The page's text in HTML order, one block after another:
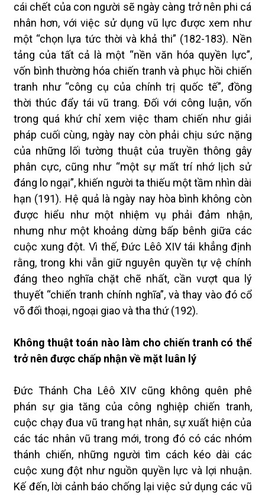
cái chết của con người sẽ ngày càng trở nên phi cá
nhân hơn, với việc sử dụng vũ lực được xem như
một “chọn lựa tức thời và khả thi” (182-183). Nền
tảng của tất cả là một “nền văn hóa quyền lực”,
vốn bình thường hóa chiến tranh và phục hồi chiến
tranh như “công cụ của chính trị quốc tế”, đồng
thời thúc đẩy tái vũ trang. Đối với công luận, vốn
trong quá khứ chỉ xem việc tham chiến như giải
pháp cuối cùng, ngày nay còn phải chịu sức nặng
của những lối tường thuật của truyền thông gây
phân cực, cũng như “một sự mất trí nhớ lịch sử
đáng lo ngại”, khiến người ta thiếu một tầm nhìn dài
hạn (191). Hệ quả là ngày nay hòa bình không còn
được hiểu như một nhiệm vụ phải đảm nhận,
nhưng như một khoảng dừng bấp bênh giữa các
cuộc xung đột. Vì thế, Đức Lêô XIV tái khẳng định
rằng, trong khi vẫn giữ nguyên quyền tự vệ chính
đáng theo nghĩa chặt chẽ nhất, cần vượt qua lý
thuyết “chiến tranh chính nghĩa”, và thay vào đó cổ
võ đối thoại, ngoại giao và tha thứ (192).
Không thuật toán nào làm cho chiến tranh có thể
trở nên được chấp nhận về mặt luân lý
Đức Thánh Cha Lêô XIV cũng không quên phê
phán sự gia tăng của công nghiệp chiến tranh,
cuộc chạy đua vũ trang hạt nhân, sự xuất hiện của
các tác nhân vũ trang mới, trong đó có các nhóm
thánh chiến, những người tìm cách kéo dài các
cuộc xung đột như nguồn quyền lực và lợi nhuận.
Kế đến, lời cảnh báo chống lại việc sử dụng các vũ